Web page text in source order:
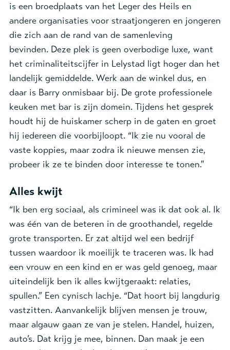
is een broedplaats van het Leger des Heils en
andere organisaties voor straatjongeren en jongeren
die zich aan de rand van de samenleving
bevinden. Deze plek is geen overbodige luxe, want
het criminaliteitscijfer in Lelystad ligt hoger dan het
landelijk gemiddelde. Werk aan de winkel dus, en
daar is Barry onmisbaar bij. De grote professionele
keuken met bar is zijn domein. Tijdens het gesprek
houdt hij de huiskamer scherp in de gaten en groet
hij iedereen die voorbijloopt. “Ik zie nu vooral de
vaste koppies, maar zodra ik nieuwe mensen zie,
probeer ik ze te binden door interesse te tonen."
Alles kwijt
“Ik ben erg sociaal, als crimineel was ik dat ook al. Ik
was één van de beteren in de groothandel, regelde
grote transporten. Er zat altijd wel een bedrijf
tussen waardoor ik moeilijk te traceren was. Ik had
een vrouw en een kind en er was geld genoeg, maar
uiteindelijk ben ik alles kwijtgeraakt: relaties,
spullen.” Een cynisch lachje. “Dat hoort bij langdurig
vastzitten. Aanvankelijk blijven mensen je trouw,
maar algauw gaan ze van je stelen. Handel, huizen,
auto’s. Dat krijg je mee, binnen. Dan maak je een